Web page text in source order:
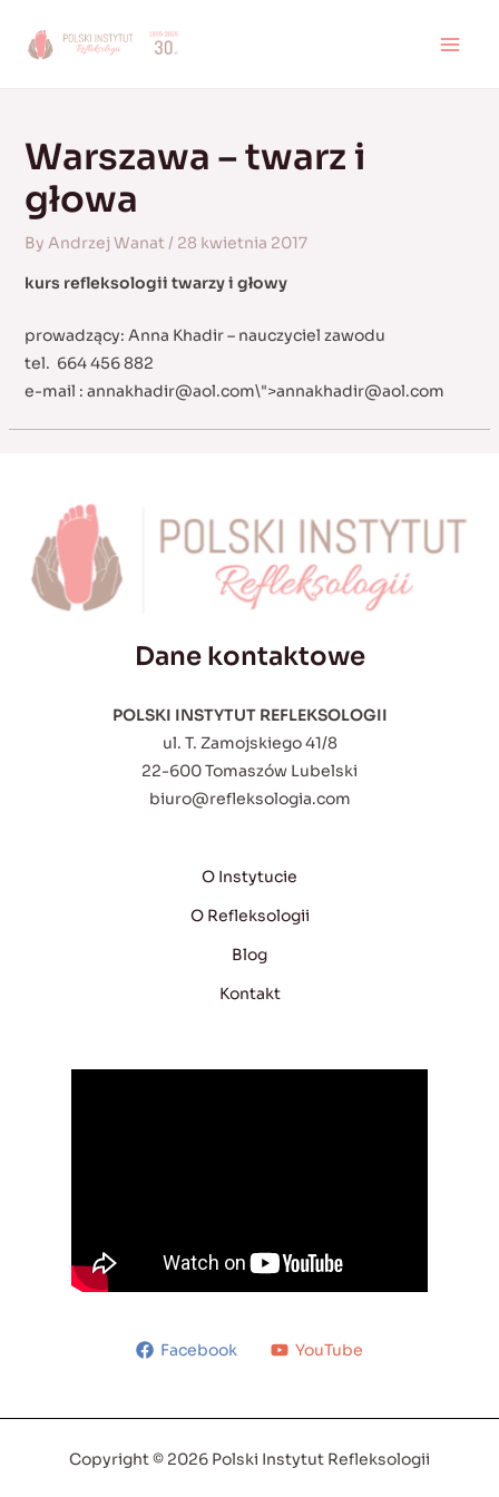
Warszawa – twarz i
głowa
By Andrzej Wanat/ 28 kwietnia 2017
kurs refleksologii twarzy i głowy
prowadzący: Anna Khadir – nauczyciel zawodu
tel. 664 456 882
e-mail : annakhadir@aol.com\">annakhadir@aol.com
Dane kontaktowe
POLSKI INSTYTUT REFLEKSOLOGII
ul. T. Zamojskiego 41/8
22-600 Tomaszów Lubelski
biuro@refleksologia.com
O Instytucie
O Refleksologii
Blog
Kontakt
Facebook YouTube
Copyright © 2026 Polski Instytut Refleksologii